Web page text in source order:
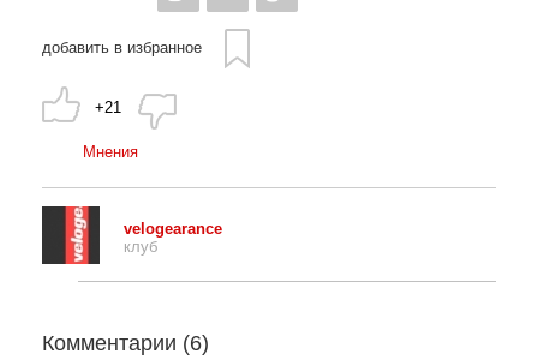
добавить в избранное
+21
Мнения
velogearance
клуб
Комментарии (6)